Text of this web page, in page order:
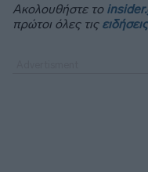
Ακολουθήστε το
πρώτοι όλες τις ειδήσεις